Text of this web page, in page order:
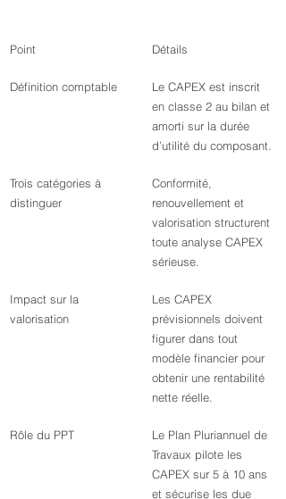
Point Détails
Définition comptable
Le CAPEX est inscrit
en classe 2 au bilan et
amorti sur la durée
d’utilité du composant.
Trois catégories à
distinguer
Conformité,
renouvellement et
valorisation structurent
toute analyse CAPEX
sérieuse.
Impact sur la
valorisation
Les CAPEX
prévisionnels doivent
figurer dans tout
modèle financier pour
obtenir une rentabilité
nette réelle.
Rôle du PPT
Le Plan Pluriannuel de
Travaux pilote les
CAPEX sur 5 à 10 ans
et sécurise les due